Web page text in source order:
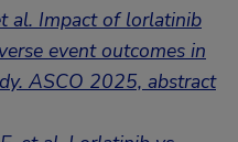
al. Impact of lorlatinib
event outcomes in
ASCO 2025, abstract